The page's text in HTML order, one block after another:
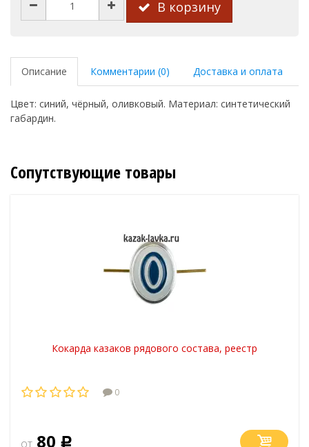
В корзину
Описание Комментарии (0) Доставка и оплата
Цвет: синий, чёрный, оливковый. Материал: синтетический
габардин.
Сопутствующие товары
Кокарда казаков рядового состава, реестр
0
от 80 Р